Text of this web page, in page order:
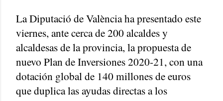
La Diputació de València ha presentado este
viernes, ante cerca de 200 alcaldes y
alcaldesas de la provincia, la propuesta de
nuevo Plan de Inversiones 2020-21, con una
dotación global de 140 millones de euros
que duplica las ayudas directas a los